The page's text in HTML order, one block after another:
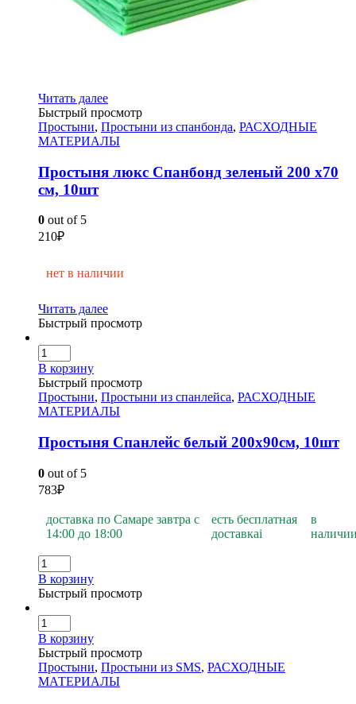
Читать далее
Быстрый просмотр
Простыни, Простыни из спанбонда, РАСХОДНЫЕ
МАТЕРИАЛЫ
Простыня люкс Спанбонд зеленый 200 х70
см, 10шт
0 out of 5
210₽
нет в наличии
Читать далее
Быстрый просмотр
В корзину
Быстрый просмотр
Простыни, Простыни из спанлейса, РАСХОДНЫЕ
МАТЕРИАЛЫ
Простыня Спанлейс белый 200х90см, 10шт
0 out of 5
783₽
доставка по Самаре завтра с
14:00 до 18:00
есть бесплатная
доставкаi
в
В корзину
Быстрый просмотр
В корзину
Быстрый просмотр
Простыни, Простыни из SMS, РАСХОДНЫЕ
МАТЕРИАЛЫ